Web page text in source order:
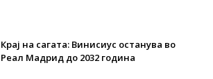
Крај на сагата: Винисиус останува во
Реал Мадрид до 2032 година